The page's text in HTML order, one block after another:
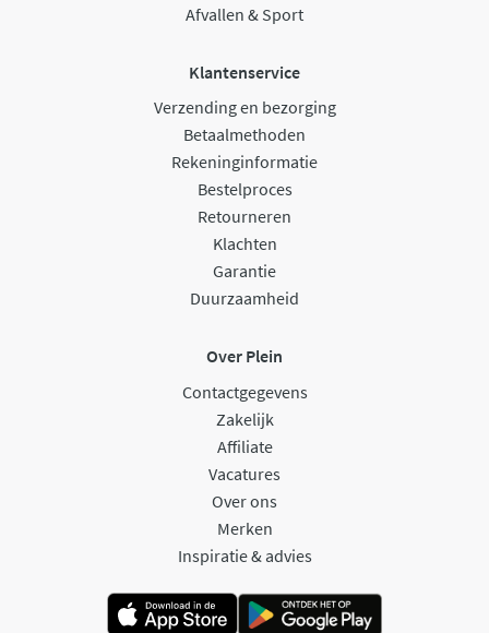
Afvallen & Sport
Klantenservice
Verzending en bezorging
Betaalmethoden
Rekeninginformatie
Bestelproces
Retourneren
Klachten
Garantie
Duurzaamheid
Over Plein
Contactgegevens
Zakelijk
Affiliate
Vacatures
Over ons
Merken
Inspiratie & advies